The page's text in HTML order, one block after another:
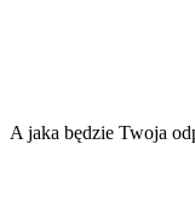
A jaka będzie Twoja